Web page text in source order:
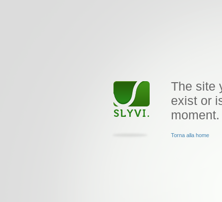
The site
exist or
moment.
Torna alla home